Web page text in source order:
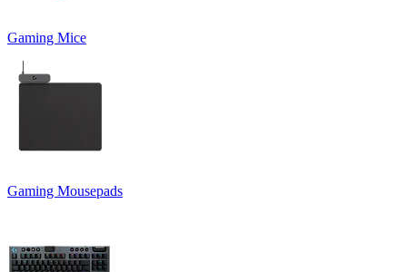
Gaming Mice
Gaming Mousepads